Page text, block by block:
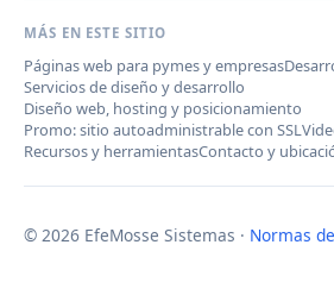
MÁS EN ESTE SITIO
Páginas web para pymes y empresas
Servicios de diseño y desarrollo
Diseño web, hosting y posicionamiento
Promo: sitio autoadministrable con SSL
Recursos y herramientasContacto y
© 2026 EfeMosse Sistemas · Normas